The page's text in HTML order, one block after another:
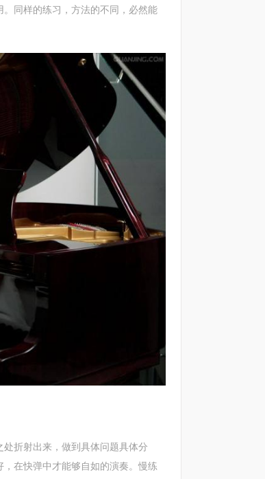
同样的练习，方法的不同，必然能
折射出来，做到具体问题具体分
在快弹中才能够自如的演奏。慢练